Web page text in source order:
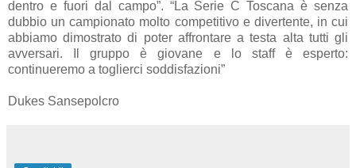
dentro e fuori dal campo”. “La Serie C Toscana è senza
dubbio un campionato molto competitivo e divertente, in cui
abbiamo dimostrato di poter affrontare a testa alta tutti gli
avversari. Il gruppo è giovane e lo staff è esperto:
continueremo a toglierci soddisfazioni”
Dukes Sansepolcro